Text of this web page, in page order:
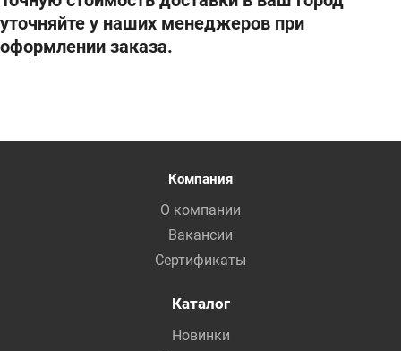
уточняйте у наших менеджеров при
оформлении заказа.
Компания
О компании
Вакансии
Сертификаты
Каталог
Новинки